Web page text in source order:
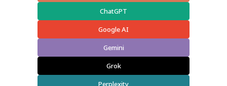
ChatGPT
Google AI
Gemini
Grok
Perplexity